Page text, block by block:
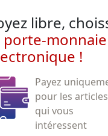
libre,
porte-monnaie
!
Payez
pour les articles
qui vous
intéressent